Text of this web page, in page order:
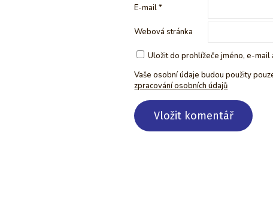
E-mail*
Webová stránka
Uložit do prohlížeče jméno, e-
Vaše osobní údaje budou použity
zpracování osobních údajů